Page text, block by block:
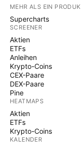
MEHR ALS EIN
Supercharts
SCREENER
Aktien
ETFs
Anleihen
Krypto-Coins
CEX-Paare
DEX-Paare
Pine
HEATMAPS
Aktien
ETFs
Krypto-Coins
KALENDER